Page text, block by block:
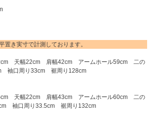
実寸で計測しております。
天幅22cm 肩幅42cm アームホール59cm 二の
袖口周り33cm 裾周り128cm
天幅22cm 肩幅43cm アームホール60cm 二の
袖口周り33.5cm 裾周り132cm